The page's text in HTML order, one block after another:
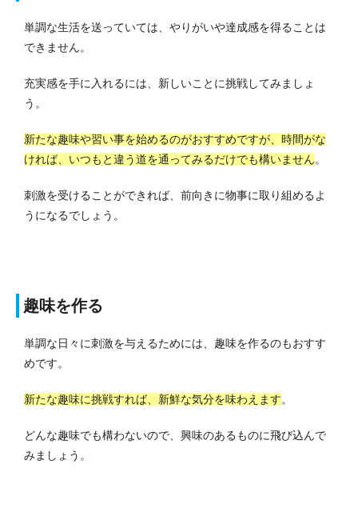
単調な生活を送っていては、やりがいや達成感を得ることは
できません。
充実感を手に入れるには、新しいことに挑戦してみましょ
う。
新たな趣味や習い事を始めるのがおすすめですが、時間がな
ければ、いつもと違う道を通ってみるだけでも構いません。
刺激を受けることができれば、前向きに物事に取り組めるよ
うになるでしょう。
趣味を作る
単調な日々に刺激を与えるためには、趣味を作るのもおすす
めです。
新たな趣味に挑戦すれば、新鮮な気分を味わえます。
どんな趣味でも構わないので、興味のあるものに飛び込んで
みましょう。